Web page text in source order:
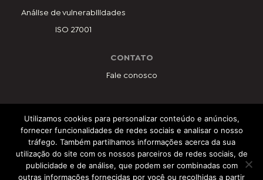
Análise de vulnerabilidades
ISO 27001
CONTATO
Fale conosco
PROGRAMAS
Utilizamos cookies para personalizar conteúdo e anúncios,
fornecer funcionalidades de redes sociais e analisar o nosso
tráfego. Também partilhamos informações acerca da sua
utilização do site com os nossos parceiros de redes sociais, de
publicidade e de análise, que podem ser combinadas com
outras informações fornecidas por você ou recolhidas a partir